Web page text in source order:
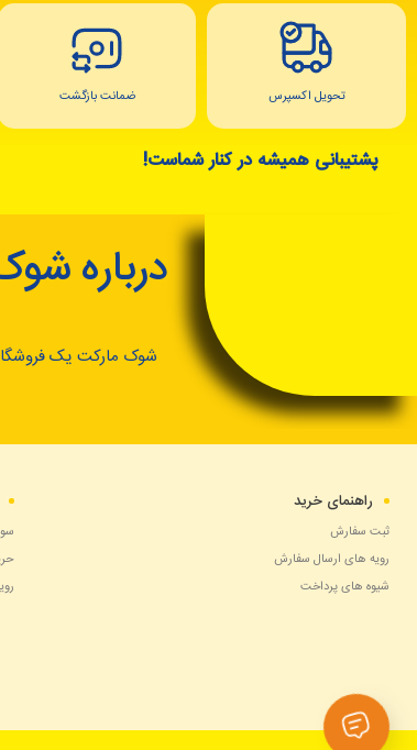
تحویل اکسپرس ضمانت بازگشت
پشتیبانی همیشه در کنار شماست!
درباره
شوک مارکت یک
راهنمای خرید
ثبت سفارش
رویه های ارسال سفارش
شیوه های پرداخت